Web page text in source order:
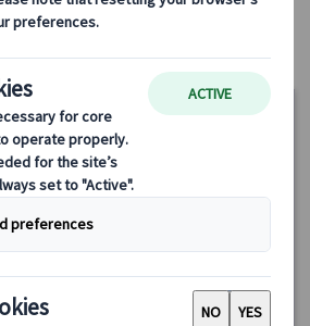
りツアー オックスフォード